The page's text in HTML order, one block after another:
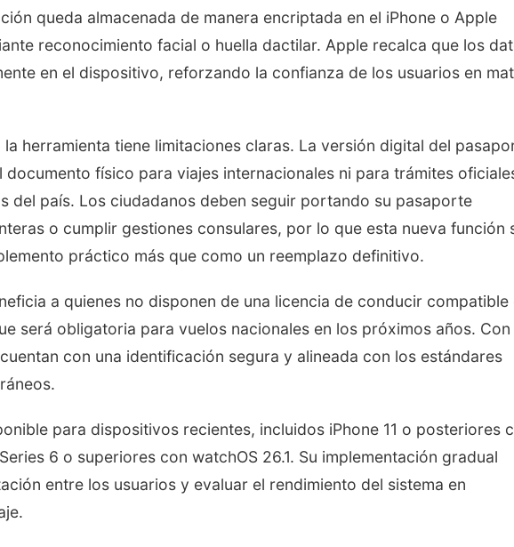
queda almacenada de manera encriptada en el iPhone o Apple
reconocimiento facial o huella dactilar. Apple recalca que los
en el dispositivo, reforzando la confianza de los usuarios en
herramienta tiene limitaciones claras. La versión digital del
documento físico para viajes internacionales ni para trámites
del país. Los ciudadanos deben seguir portando su pasaporte
o cumplir gestiones consulares, por lo que esta nueva función
práctico más que como un reemplazo definitivo.
a quienes no disponen de una licencia de conducir compatible
será obligatoria para vuelos nacionales en los próximos años.
con una identificación segura y alineada con los estándares
para dispositivos recientes, incluidos iPhone 11 o posteriores
6 o superiores con watchOS 26.1. Su implementación gradual
entre los usuarios y evaluar el rendimiento del sistema en